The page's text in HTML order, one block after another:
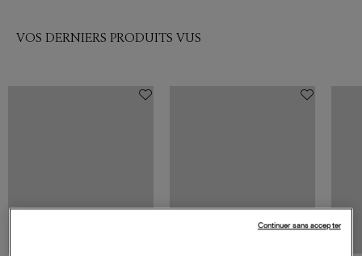
VOS DERNIERS PRODUITS VUS
Continuer sans accepter